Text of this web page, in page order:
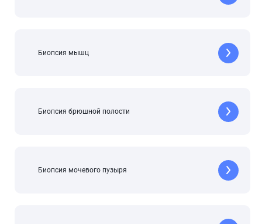
Биопсия мышц
Биопсия брюшной полости
Биопсия мочевого пузыря